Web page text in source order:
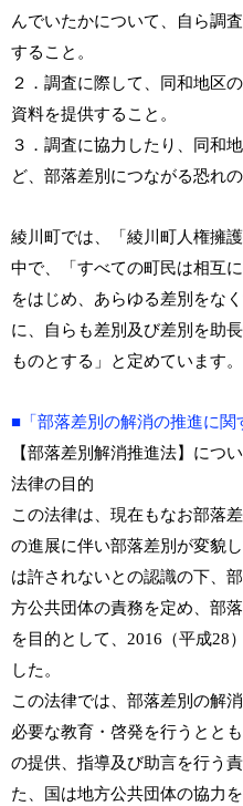
んでいたかについて、自ら調
すること。
２．調査に際して、同和地区
資料を提供すること。
３．調査に協力したり、同和
ど、部落差別につながる恐れ
綾川町では、「綾川町人権擁
中で、「すべての町民は相互
をはじめ、あらゆる差別をな
に、自らも差別及び差別を助
ものとする」と定めています。
■「部落差別の解消の推進に関
【部落差別解消推進法】につ
法律の目的
この法律は、現在もなお部落
の進展に伴い部落差別が変貌
は許されないとの認識の下、
方公共団体の責務を定め、部
を目的として、2016（平成28
した。
この法律では、部落差別の解
必要な教育・啓発を行うとと
の提供、指導及び助言を行う
た、国は地方公共団体の協力